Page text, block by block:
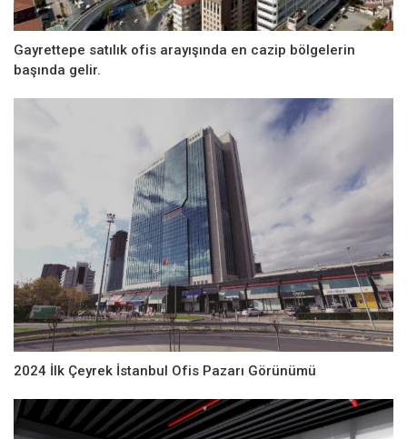
Gayrettepe satılık ofis arayışında en cazip bölgelerin
başında gelir.
2024 İlk Çeyrek İstanbul Ofis Pazarı Görünümü